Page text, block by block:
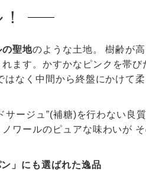
の聖地のような土地。 樹齢が
れます。かすかなピンクを帯び
なく中間から終盤にかけて
サージュ”(補糖)を行わない良
ワールのピュアな味わいが
」にも選ばれた逸品